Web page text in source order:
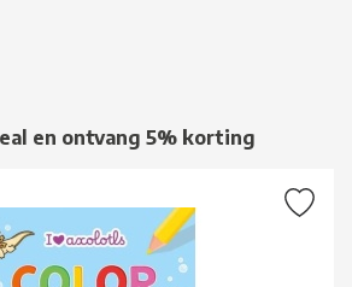
en ontvang 5% korting